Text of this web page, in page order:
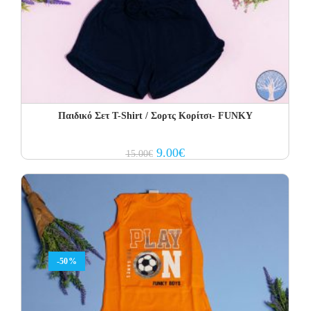
Παιδικό Σετ T-Shirt / Σορτς Κορίτσι- FUNKY
15.00€ Original
price
9.00€Current
price
-50%